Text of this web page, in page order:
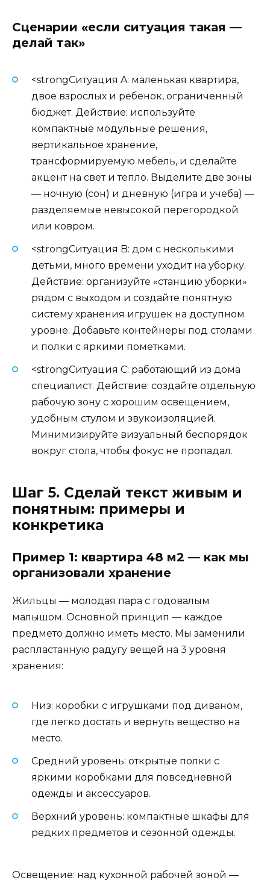
Сценарии «если ситуация такая —
делай так»
<strongСитуация A: маленькая квартира,
двое взрослых и ребенок, ограниченный
бюджет. Действие: используйте
компактные модульные решения,
вертикальное хранение,
трансформируемую мебель, и сделайте
акцент на свет и тепло. Выделите две зоны
— ночную (сон) и дневную (игра и учеба) —
разделяемые невысокой перегородкой
или ковром.
<strongСитуация B: дом с несколькими
детьми, много времени уходит на уборку.
Действие: организуйте «станцию уборки»
рядом с выходом и создайте понятную
систему хранения игрушек на доступном
уровне. Добавьте контейнеры под столами
и полки с яркими пометками.
<strongСитуация C: работающий из дома
специалист. Действие: создайте отдельную
рабочую зону с хорошим освещением,
удобным стулом и звукоизоляцией.
Минимизируйте визуальный беспорядок
вокруг стола, чтобы фокус не пропадал.
Шаг 5. Сделай текст живым и
понятным: примеры и
конкретика
Пример 1: квартира 48 м2 — как мы
организовали хранение
Жильцы — молодая пара с годовалым
малышом. Основной принцип — каждое
предмето должно иметь место. Мы заменили
распластанную радугу вещей на 3 уровня
хранения:
Низ: коробки с игрушками под диваном,
где легко достать и вернуть вещество на
место.
Средний уровень: открытые полки с
яркими коробками для повседневной
одежды и аксессуаров.
Верхний уровень: компактные шкафы для
редких предметов и сезонной одежды.
Освещение: над кухонной рабочей зоной —